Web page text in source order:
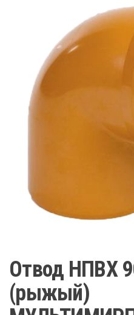
Отвод НПВХ
(рыжый)